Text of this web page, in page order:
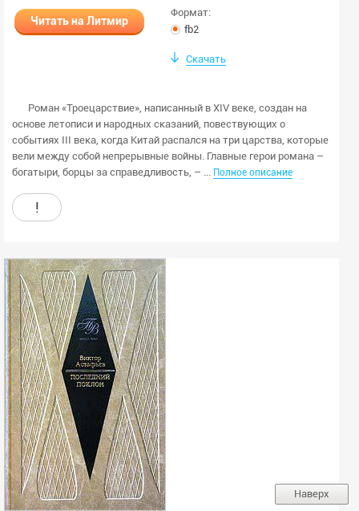
Читать на Литмир
Формат:
fb2
Скачать
Роман «Троецарствие», написанный в XIV веке, создан на
основе летописи и народных сказаний, повествующих о
событиях III века, когда Китай распался на три царства, которые
вели между собой непрерывные войны. Главные герои романа –
богатыри, борцы за справедливость, – ...
Полное описание
!
Наверх